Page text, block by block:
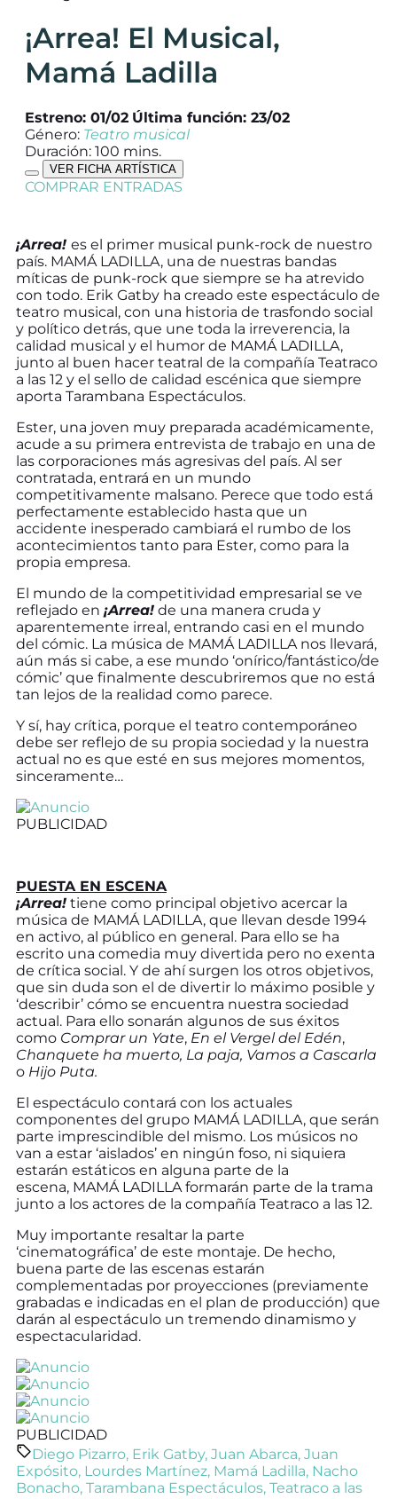
¡Arrea! El Musical,
Mamá Ladilla
Estreno: 01/02 Última función: 23/02
Género: Teatro musical
Duración: 100 mins.
VER FICHA ARTÍSTICA
COMPRAR ENTRADAS
¡Arrea! es el primer musical punk-rock de nuestro
país. MAMÁ LADILLA, una de nuestras bandas
míticas de punk-rock que siempre se ha atrevido
con todo. Erik Gatby ha creado este espectáculo de
teatro musical, con una historia de trasfondo social
y político detrás, que une toda la irreverencia, la
calidad musical y el humor de MAMÁ LADILLA,
junto al buen hacer teatral de la compañía Teatraco
a las 12 y el sello de calidad escénica que siempre
aporta Tarambana Espectáculos.
Ester, una joven muy preparada académicamente,
acude a su primera entrevista de trabajo en una de
las corporaciones más agresivas del país. Al ser
contratada, entrará en un mundo
competitivamente malsano. Perece que todo está
perfectamente establecido hasta que un
accidente inesperado cambiará el rumbo de los
acontecimientos tanto para Ester, como para la
propia empresa.
El mundo de la competitividad empresarial se ve
reflejado en ¡Arrea! de una manera cruda y
aparentemente irreal, entrando casi en el mundo
del cómic. La música de MAMÁ LADILLA nos llevará,
aún más si cabe, a ese mundo ‘onírico/fantástico/de
cómic’ que finalmente descubriremos que no está
tan lejos de la realidad como parece.
Y sí, hay crítica, porque el teatro contemporáneo
debe ser reflejo de su propia sociedad y la nuestra
actual no es que esté en sus mejores momentos,
sinceramente…
PUBLICIDAD
PUESTA EN ESCENA
¡Arrea! tiene como principal objetivo acercar la
música de MAMÁ LADILLA, que llevan desde 1994
en activo, al público en general. Para ello se ha
escrito una comedia muy divertida pero no exenta
de crítica social. Y de ahí surgen los otros objetivos,
que sin duda son el de divertir lo máximo posible y
‘describir’ cómo se encuentra nuestra sociedad
actual. Para ello sonarán algunos de sus éxitos
como Comprar un Yate, En el Vergel del Edén,
Chanquete ha muerto, La paja, Vamos a Cascarla
o Hijo Puta.
El espectáculo contará con los actuales
componentes del grupo MAMÁ LADILLA, que serán
parte imprescindible del mismo. Los músicos no
van a estar ‘aislados’ en ningún foso, ni siquiera
estarán estáticos en alguna parte de la
escena, MAMÁ LADILLA formarán parte de la trama
junto a los actores de la compañía Teatraco a las 12.
Muy importante resaltar la parte
‘cinematográfica’ de este montaje. De hecho,
buena parte de las escenas estarán
complementadas por proyecciones (previamente
grabadas e indicadas en el plan de producción) que
darán al espectáculo un tremendo dinamismo y
espectacularidad.
PUBLICIDAD
Diego Pizarro, Erik Gatby, Juan Abarca, Juan
Expósito, Lourdes Martínez, Mamá Ladilla, Nacho
Bonacho, Tarambana Espectáculos, Teatraco a las